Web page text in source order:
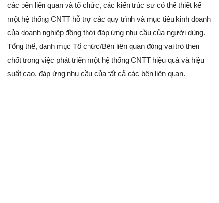
các bên liên quan và tổ chức, các kiến trúc sư có thể thiết kế
một hệ thống CNTT hỗ trợ các quy trình và mục tiêu kinh doanh
của doanh nghiệp đồng thời đáp ứng nhu cầu của người dùng.
Tổng thể, danh mục Tổ chức/Bên liên quan đóng vai trò then
chốt trong việc phát triển một hệ thống CNTT hiệu quả và hiệu
suất cao, đáp ứng nhu cầu của tất cả các bên liên quan.